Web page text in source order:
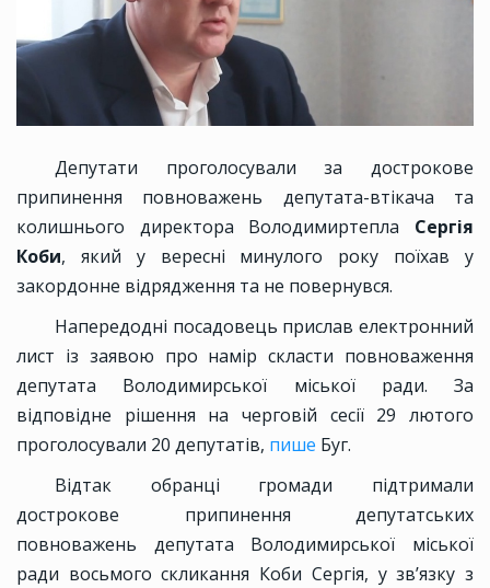
Депутати проголосували за дострокове
припинення повноважень депутата-втікача та
колишнього директора Володимиртепла Сергія
Коби, який у вересні минулого року поїхав у
закордонне відрядження та не повернувся.
Напередодні посадовець прислав електронний
лист із заявою про намір скласти повноваження
депутата Володимирської міської ради. За
відповідне рішення на черговій сесії 29 лютого
проголосували 20 депутатів, пише Буг.
Відтак обранці громади підтримали
дострокове припинення депутатських
повноважень депутата Володимирської міської
ради восьмого скликання Коби Сергія, у зв’язку з